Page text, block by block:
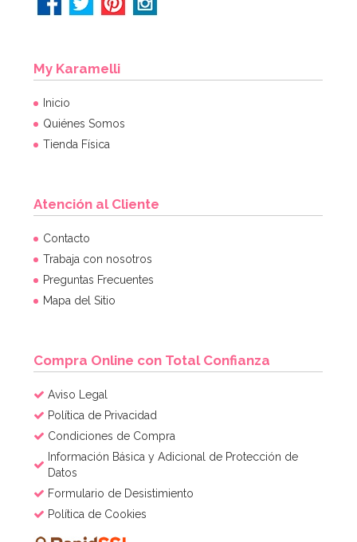
My Karamelli
Inicio
Quiénes Somos
Tienda Física
Atención al Cliente
Contacto
Trabaja con nosotros
Preguntas Frecuentes
Mapa del Sitio
Compra Online con Total Confianza
Aviso Legal
Política de Privacidad
Condiciones de Compra
Información Básica y Adicional de Protección de
Datos
Formulario de Desistimiento
Política de Cookies